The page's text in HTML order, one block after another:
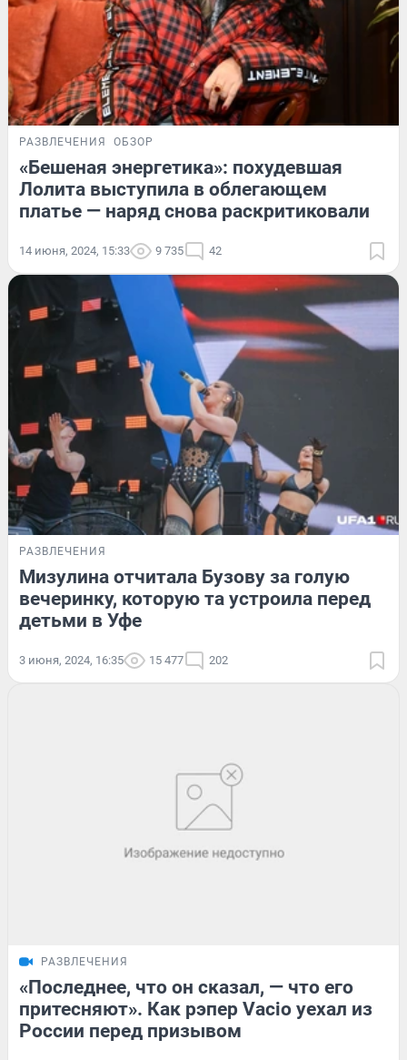
РАЗВЛЕЧЕНИЯ ОБЗОР
«Бешеная энергетика»: похудевшая
Лолита выступила в облегающем
платье — наряд снова раскритиковали
14 июня, 2024, 15:33 9 735 42
РАЗВЛЕЧЕНИЯ
Мизулина отчитала Бузову за голую
вечеринку, которую та устроила перед
детьми в Уфе
3 июня, 2024, 16:35 15 477 202
РАЗВЛЕЧЕНИЯ
«Последнее, что он сказал, — что его
притесняют». Как рэпер Vacio уехал из
России перед призывом